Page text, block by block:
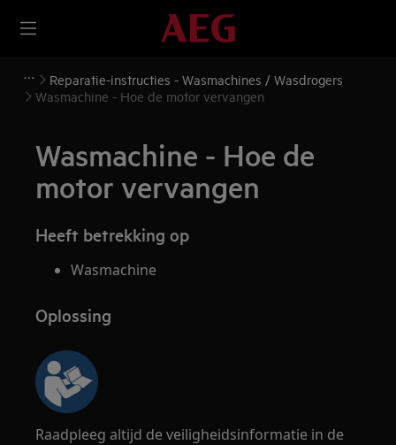
Reparatie-instructies - Wasmachines / Wasdrogers
Wasmachine - Hoe de motor vervangen
Wasmachine - Hoe de
motor vervangen
Heeft betrekking op
Wasmachine
Oplossing
Raadpleeg altijd de veiligheidsinformatie in de